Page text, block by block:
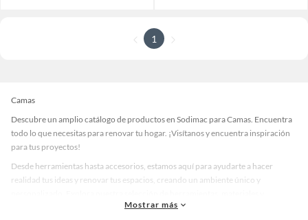
1
Camas
Descubre un amplio catálogo de productos en Sodimac para Camas. Encuentra
todo lo que necesitas para renovar tu hogar. ¡Visítanos y encuentra inspiración
para tus proyectos!
Desde herramientas hasta accesorios, estamos aquí para ayudarte a hacer
realidad tus ideas y renovar tus espacios, creando un ambiente único y
accesorios de calidad que te ayudarán a crear un espacio más tú.
Mostrar más